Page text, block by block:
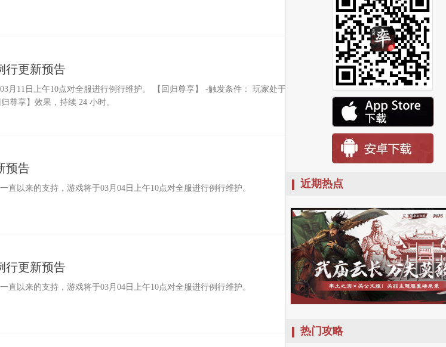
行更新预告
月11日上午10点对全服进行例行维护。 【回归尊享】 -触发条件： 玩家处于
尊享】效果，持续 24 小时。
预告
以来的支持，游戏将于03月04日上午10点对全服进行例行维护。
行更新预告
以来的支持，游戏将于03月04日上午10点对全服进行例行维护。
近期热点
热门攻略